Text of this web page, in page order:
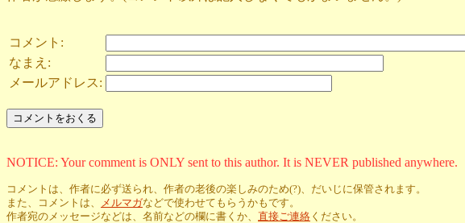
コメント:
なまえ:
メールアドレス:
NOTICE: Your comment is ONLY sent to this author. It is NEVER published anywhere.
コメントは、作者に必ず送られ、作者の老後の楽しみのため(?)、だいじに保管されます。
また、コメントは、
メルマガなどで使わせてもらうかもです。
作者宛のメッセージなどは、名前などの欄に書くか、 直接ご連絡 ください。